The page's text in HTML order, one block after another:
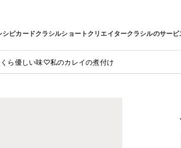
シピカードクラシルショートクリエイタークラシルのサービ
ら優しい味♡私のカレイの煮付け